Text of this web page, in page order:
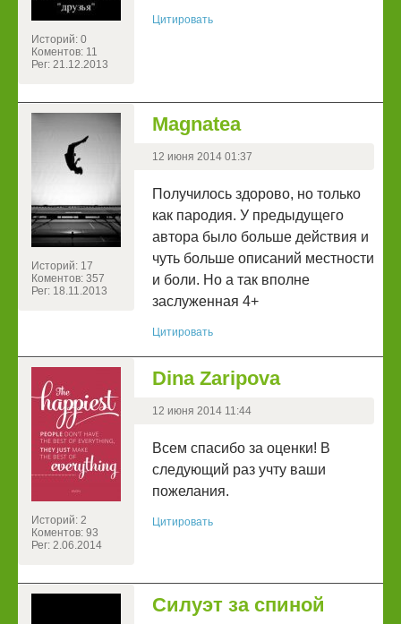
Историй: 0
Коментов: 11
Рег: 21.12.2013
Цитировать
Историй: 17
Коментов: 357
Рег: 18.11.2013
Magnatea
12 июня 2014 01:37
Получилось здорово, но только
как пародия. У предыдущего
автора было больше действия и
чуть больше описаний местности
и боли. Но а так вполне
заслуженная 4+
Цитировать
Историй: 2
Коментов: 93
Рег: 2.06.2014
Dina Zaripova
12 июня 2014 11:44
Всем спасибо за оценки! В
следующий раз учту ваши
пожелания.
Цитировать
Силуэт за спиной